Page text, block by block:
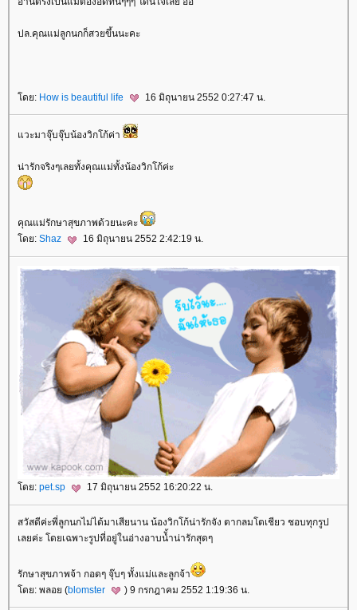
ปล.คุณแม่ลูกนกก็สวยขึ้นนะคะ
โดย: How is beautiful life 16 มิถุนายน 2552 0:27:47 น.
แวะมาจุ๊บจุ๊บน้องวิกโก้ค่า
น่ารักจริงๆเลยทั้งคุณแม่ทั้งน้องวิกโก้ค่ะ
คุณแม่รักษาสุขภาพด้วยนะคะ
โดย: Shaz 16 มิถุนายน 2552 2:42:19 น.
โดย: pet.sp 17 มิถุนายน 2552 16:20:22 น.
สวัสดีค่ะพี่ลูกนกไม่ได้มาเสียนาน น้องวิกโก้น่ารักจัง ตากลมโตเชียว ชอบทุกรูป
เลยค่ะ โดยเฉพาะรูปที่อยู่ในอ่างอาบนั้ำน่ารักสุดๆ
รักษาสุขภาพจ้า กอดๆ จุ๊บๆ ทั้งแม่และลูกจ้า
โดย: พลอย (blomster ) 9 กรกฎาคม 2552 1:19:36 น.